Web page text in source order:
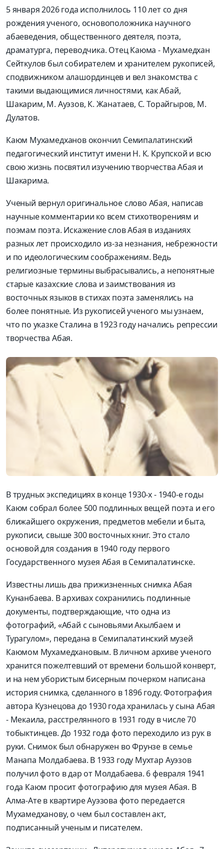
5 января 2026 года исполнилось 110 лет со дня
рождения ученого, основоположника научного
абаеведения, общественного деятеля, поэта,
драматурга, переводчика. Отец Каюма - Мухамедхан
Сейткулов был собирателем и хранителем рукописей,
сподвижником алашординцев и вел знакомства с
такими выдающимися личностями, как Абай,
Шакарим, М. Ауэзов, К. Жанатаев, С. Торайгыров, М.
Дулатов.
Каюм Мухамедханов окончил Семипалатинский
педагогический институт имени Н. К. Крупской и всю
свою жизнь посвятил изучению творчества Абая и
Шакарима.
Ученый вернул оригинальное слово Абая, написав
научные комментарии ко всем стихотворениям и
поэмам поэта. Искажение слов Абая в изданиях
разных лет происходило из-за незнания, небрежности
и по идеологическим соображениям. Ведь
религиозные термины выбрасывались, а непонятные
старые казахские слова и заимствования из
восточных языков в стихах поэта заменялись на
более понятные. Из рукописей ученого мы узнаем,
что по указке Сталина в 1923 году начались репрессии
творчества Абая.
В трудных экспедициях в конце 1930-х - 1940-е годы
Каюм собрал более 500 подлинных вещей поэта и его
ближайшего окружения, предметов мебели и быта,
рукописи, свыше 300 восточных книг. Это стало
основой для создания в 1940 году первого
Государственного музея Абая в Семипалатинске.
Известны лишь два прижизненных снимка Абая
Кунанбаева. В архивах сохранились подлинные
документы, подтверждающие, что одна из
фотографий, «Абай с сыновьями Акылбаем и
Турагулом», передана в Семипалатинский музей
Каюмом Мухамедхановым. В личном архиве ученого
хранится пожелтевший от времени большой конверт,
и на нем убористым бисерным почерком написана
история снимка, сделанного в 1896 году. Фотография
автора Кузнецова до 1930 года хранилась у сына Абая
- Мекаила, расстрелянного в 1931 году в числе 70
тобыктинцев. До 1932 года фото переходило из рук в
руки. Снимок был обнаружен во Фрунзе в семье
Манапа Молдабаева. В 1933 году Мухтар Ауэзов
получил фото в дар от Молдабаева. 6 февраля 1941
года Каюм просит фотографию для музея Абая. В
Алма-Ате в квартире Ауэзова фото передается
Мухамедханову, о чем был составлен акт,
подписанный ученым и писателем.